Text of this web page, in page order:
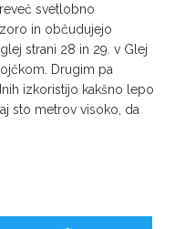
svetlobno
in občudujejo
strani 28 in 29. v Glej
Drugim pa
izkoristijo kakšno lepo
sto metrov visoko, da